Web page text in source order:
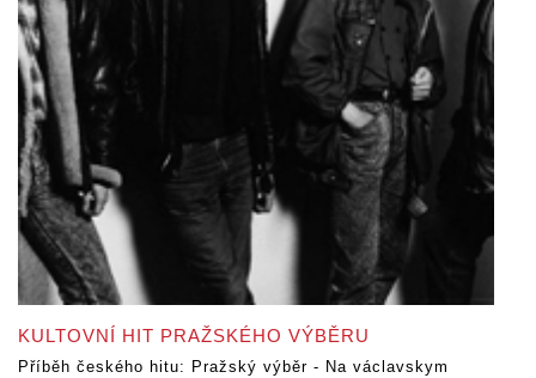
KULTOVNÍ HIT PRAŽSKÉHO VÝBĚRU
Příběh českého hitu: Pražský výběr - Na václavskym